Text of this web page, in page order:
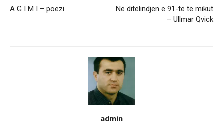
A G I M I – poezi
Në ditëlindjen e 91-të të mikut
– Ullmar Qvick
admin